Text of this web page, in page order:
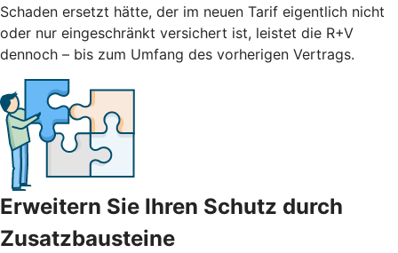
Schaden ersetzt hätte, der im neuen Tarif eigentlich nicht
oder nur eingeschränkt versichert ist, leistet die R+V
dennoch – bis zum Umfang des vorherigen Vertrags.
Erweitern Sie Ihren Schutz durch
Zusatzbausteine